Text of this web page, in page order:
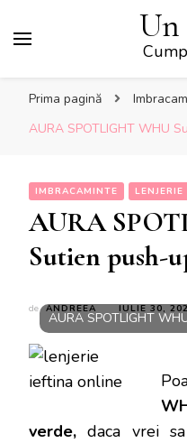
Un
Prima pagină
AURA SPOTLIGHT WHU
IMBRACAMINTE LENJERIE
AURA
Sutien push-
de ANDREEA IULIE 30,
AURA SPOTLIGHT
verde, daca vrei